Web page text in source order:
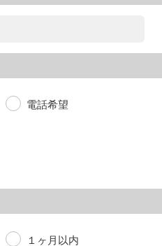
電話希望
１ヶ月以内